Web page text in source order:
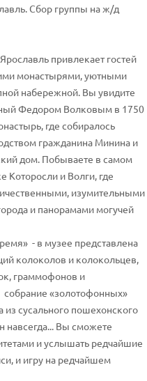
Сбор группы на ж/д
привлекает гостей
монастырями, уютными
набережной. Вы увидите
Федором Волковым в 1750
где собиралось
гражданина Минина и
дом. Побываете в самом
Которосли и Волги, где
изумительными
и панорамами могучей
- в музее представлена
колоколов и колокольцев,
граммофонов и
«золотофонных»
из сусального пошехонского
навсегда... Вы сможете
и услышать редчайшие
и игру на редчайшем